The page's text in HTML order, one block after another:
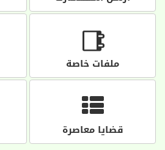
ملفات خاصة
قضايا معاصرة